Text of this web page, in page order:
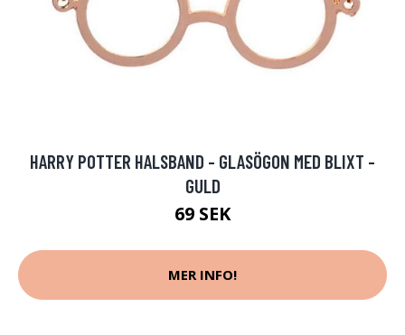
HARRY POTTER HALSBAND - GLASÖGON MED BLIXT -
GULD
69 SEK
MER INFO!